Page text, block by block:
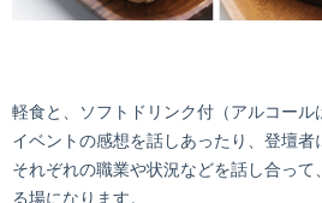
軽食と、ソフトドリンク付（アルコール
イベントの感想を話しあったり、登壇
それぞれの職業や状況などを話し合っ
る場になります。